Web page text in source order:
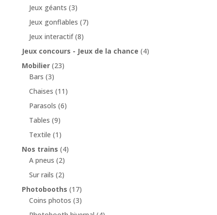
Jeux géants (3)
Jeux gonflables (7)
Jeux interactif (8)
Jeux concours - Jeux de la chance (4)
Mobilier (23)
Bars (3)
Chaises (11)
Parasols (6)
Tables (9)
Textile (1)
Nos trains (4)
A pneus (2)
Sur rails (2)
Photobooths (17)
Coins photos (3)